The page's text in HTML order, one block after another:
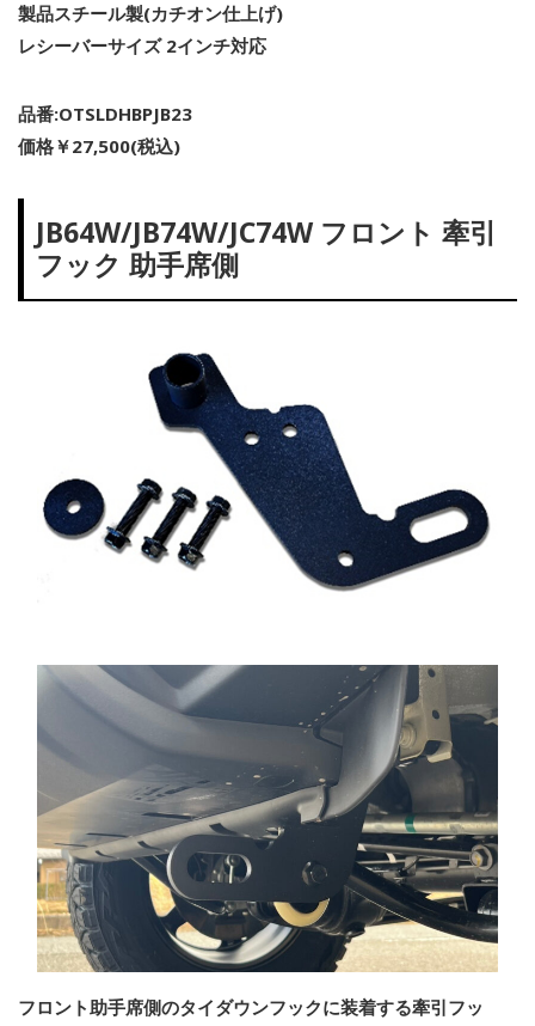
製品スチール製(カチオン仕上げ)
レシーバーサイズ 2インチ対応
品番:OTSLDHBPJB23
価格￥27,500(税込)
JB64W/JB74W/JC74W フロント 牽引
フック 助手席側
フロント助手席側のタイダウンフックに装着する牽引フッ